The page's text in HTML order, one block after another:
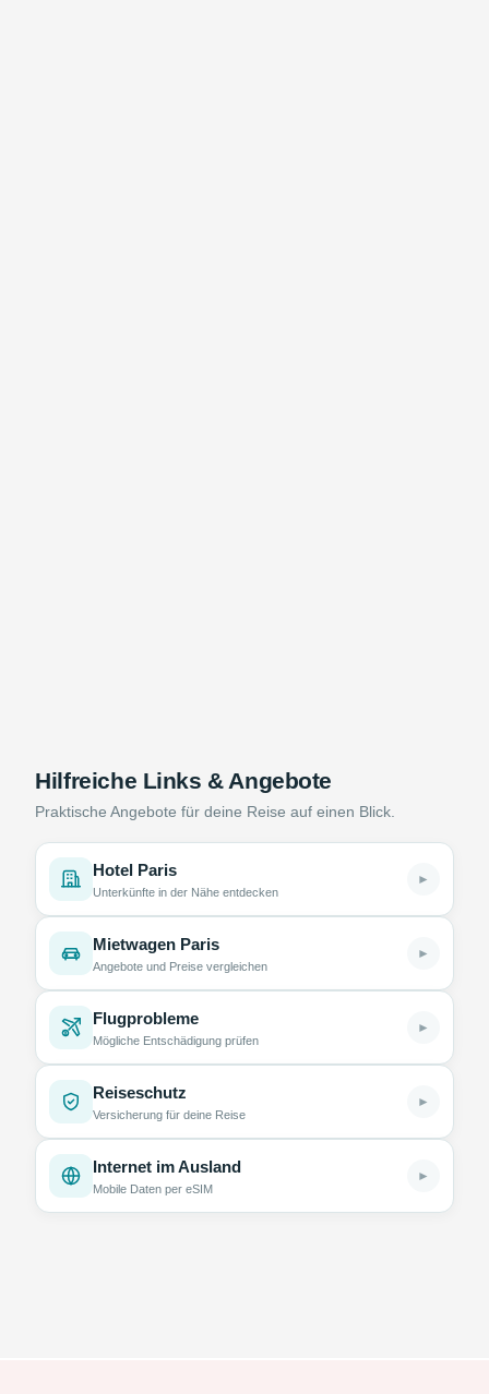
Hilfreiche Links & Angebote
Praktische Angebote für deine Reise auf einen Blick.
Hotel Paris
Unterkünfte in der Nähe entdecken
►
Mietwagen Paris
Angebote und Preise vergleichen
►
Flugprobleme
Mögliche Entschädigung prüfen
►
Reiseschutz
Versicherung für deine Reise
►
Internet im Ausland
Mobile Daten per eSIM
►